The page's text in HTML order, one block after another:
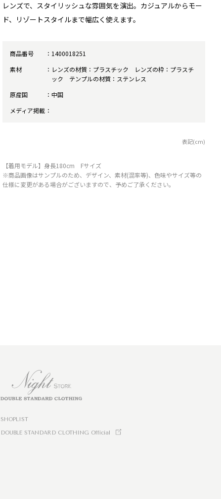
レンズで、スタイリッシュな雰囲気を演出。カジュアルからモー
ド、リゾートスタイルまで幅広く使えます。
商品番号
1400018251
素材
レンズの材質：プラスチック レンズの枠：プラスチ
ック テンプルの材質：ステンレス
原産国
中国
メディア掲載
表記(cm)
【着用モデル】身長180cm Fサイズ
※商品画像はサンプルのため、デザイン、素材(混率等)、色味やサイズ等の
仕様に変更がある場合がございますので、予めご了承ください。
SHOPLIST
DOUBLE STANDARD CLOTHING Official